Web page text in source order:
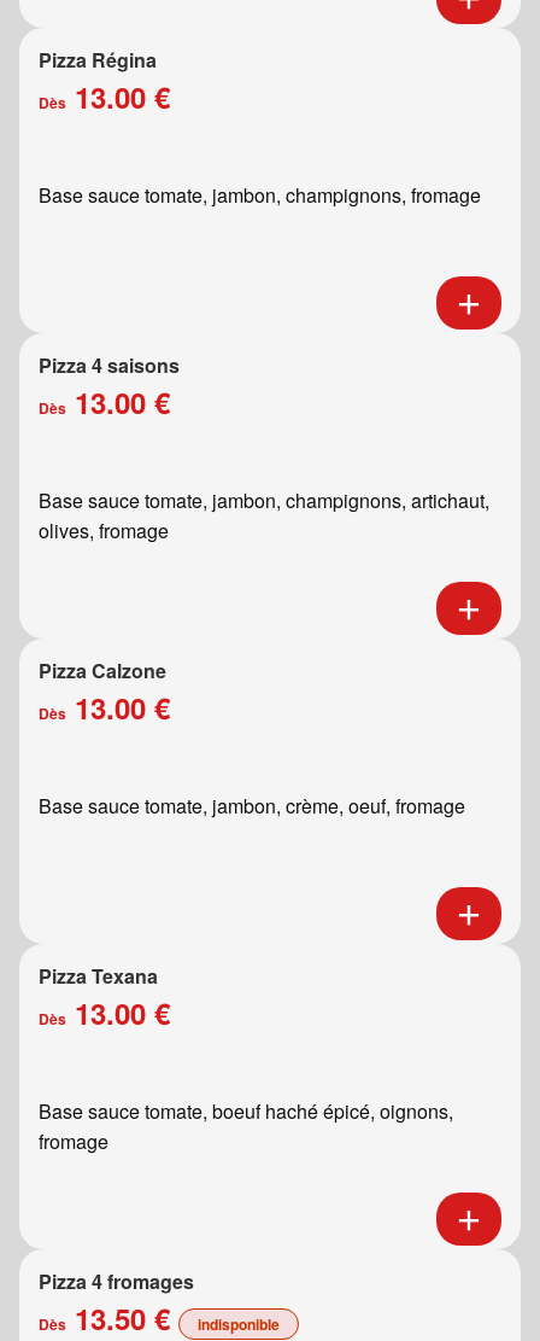
Pizza Régina
Dès 13.00 €
Base sauce tomate, jambon, champignons, fromage
Pizza 4 saisons
Dès 13.00 €
Base sauce tomate, jambon, champignons, artichaut,
olives, fromage
Pizza Calzone
Dès 13.00 €
Base sauce tomate, jambon, crème, oeuf, fromage
Pizza Texana
Dès 13.00 €
Base sauce tomate, boeuf haché épicé, oignons,
fromage
Pizza 4 fromages
Dès 13.50 € indisponible